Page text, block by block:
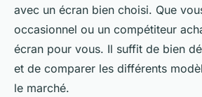
avec un écran bien choisi. Que
occasionnel ou un compétiteur
écran pour vous. Il suffit de bien
et de comparer les différents
le marché.